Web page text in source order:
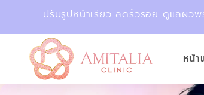
ปรับรูปหน้าเรียว ลดริ้วรอย ดูแลผิว
หน้า